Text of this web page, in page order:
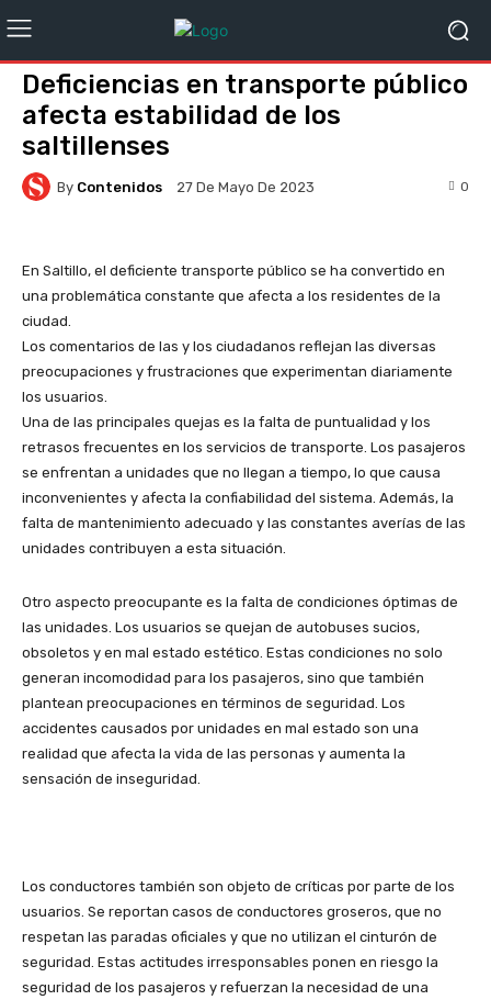
Deficiencias en transporte público
afecta estabilidad de los
saltillenses
By Contenidos 27 De Mayo De 2023 0
En Saltillo, el deficiente transporte público se ha convertido en
una problemática constante que afecta a los residentes de la
ciudad.
Los comentarios de las y los ciudadanos reflejan las diversas
preocupaciones y frustraciones que experimentan diariamente
los usuarios.
Una de las principales quejas es la falta de puntualidad y los
retrasos frecuentes en los servicios de transporte. Los pasajeros
se enfrentan a unidades que no llegan a tiempo, lo que causa
inconvenientes y afecta la confiabilidad del sistema. Además, la
falta de mantenimiento adecuado y las constantes averías de las
unidades contribuyen a esta situación.
Otro aspecto preocupante es la falta de condiciones óptimas de
las unidades. Los usuarios se quejan de autobuses sucios,
obsoletos y en mal estado estético. Estas condiciones no solo
generan incomodidad para los pasajeros, sino que también
plantean preocupaciones en términos de seguridad. Los
accidentes causados por unidades en mal estado son una
realidad que afecta la vida de las personas y aumenta la
sensación de inseguridad.
Los conductores también son objeto de críticas por parte de los
usuarios. Se reportan casos de conductores groseros, que no
respetan las paradas oficiales y que no utilizan el cinturón de
seguridad. Estas actitudes irresponsables ponen en riesgo la
seguridad de los pasajeros y refuerzan la necesidad de una